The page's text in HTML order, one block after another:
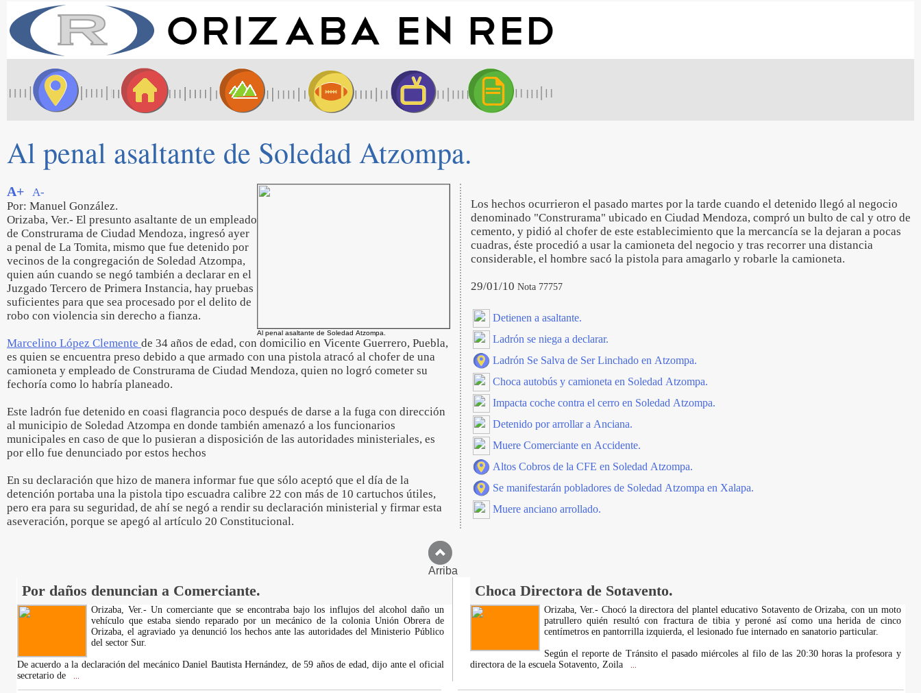
Al penal asaltante de Soledad Atzompa.
Al penal asaltante de Soledad Atzompa.
A+
A-
Por: Manuel González.
Orizaba, Ver.- El presunto asaltante de un empleado
de Construrama de Ciudad Mendoza, ingresó ayer
a penal de La Tomita, mismo que fue detenido por
vecinos de la congregación de Soledad Atzompa,
quien aún cuando se negó también a declarar en el
Juzgado Tercero de Primera Instancia, hay pruebas
suficientes para que sea procesado por el delito de
robo con violencia sin derecho a fianza.
Marcelino López Clemente de 34 años de edad, con domicilio en Vicente Guerrero, Puebla,
es quien se encuentra preso debido a que armado con una pistola atracó al chofer de una
camioneta y empleado de Construrama de Ciudad Mendoza, quien no logró cometer su
fechoría como lo habría planeado.
Este ladrón fue detenido en coasi flagrancia poco después de darse a la fuga con dirección
al municipio de Soledad Atzompa en donde también amenazó a los funcionarios
municipales en caso de que lo pusieran a disposición de las autoridades ministeriales, es
por ello fue denunciado por estos hechos
En su declaración que hizo de manera informar fue que sólo aceptó que el día de la
detención portaba una la pistola tipo escuadra calibre 22 con más de 10 cartuchos útiles,
pero era para su seguridad, de ahí se negó a rendir su declaración ministerial y firmar esta
aseveración, porque se apegó al artículo 20 Constitucional.
Los hechos ocurrieron el pasado martes por la tarde cuando el detenido llegó al negocio
denominado "Construrama" ubicado en Ciudad Mendoza, compró un bulto de cal y otro de
cemento, y pidió al chofer de este establecimiento que la mercancía se la dejaran a pocas
cuadras, éste procedió a usar la camioneta del negocio y tras recorrer una distancia
considerable, el hombre sacó la pistola para amagarlo y robarle la camioneta.
29/01/10 Nota 77757
Detienen a asaltante.
Ladrón se niega a declarar.
Ladrón Se Salva de Ser Linchado en Atzompa.
Choca autobús y camioneta en Soledad Atzompa.
Impacta coche contra el cerro en Soledad Atzompa.
Detenido por arrollar a Anciana.
Muere Comerciante en Accidente.
Altos Cobros de la CFE en Soledad Atzompa.
Se manifestarán pobladores de Soledad Atzompa en Xalapa.
Muere anciano arrollado.
Arriba
Por daños denuncian a Comerciante. Choca Directora de Sotavento.
Orizaba, Ver.- Un comerciante que se encontraba bajo los influjos del alcohol daño un
vehículo que estaba siendo reparado por un mecánico de la colonia Unión Obrera de
Orizaba, el agraviado ya denunció los hechos ante las autoridades del Ministerio Público
del sector Sur.
De acuerdo a la declaración del mecánico Daniel Bautista Hernández, de 59 años de edad, dijo ante el oficial
secretario de
Orizaba, Ver.- Chocó la directora del plantel educativo Sotavento de Orizaba, con un moto
patrullero quién resultó con fractura de tibia y peroné así como una herida de cinco
centímetros en pantorrilla izquierda, el lesionado fue internado en sanatorio particular.
Según el reporte de Tránsito el pasado miércoles al filo de las 20:30 horas la profesora y
directora de la escuela Sotavento, Zoila